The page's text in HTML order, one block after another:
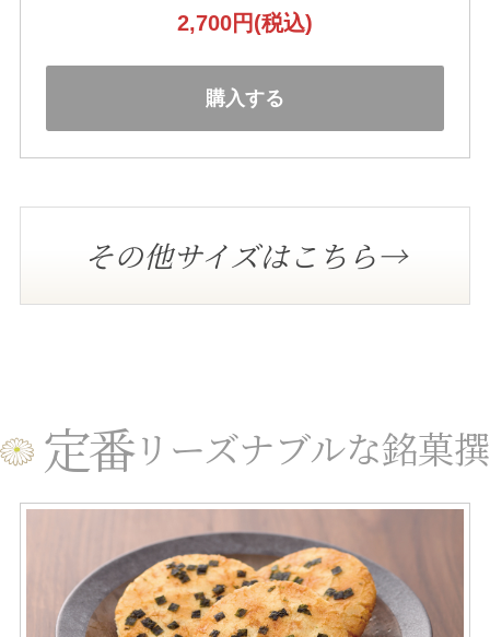
2,700円(税込)
購入する
その他サイズはこちら→
定番リーズナブルな銘菓撰